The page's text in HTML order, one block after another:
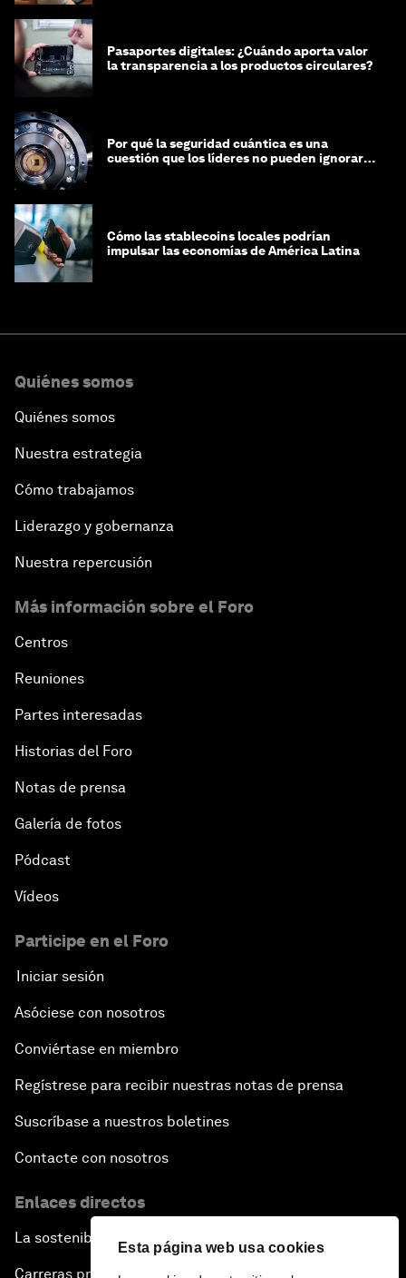
Esta página web usa cookies
Pasaportes digitales: ¿Cuándo aporta valor
la transparencia a los productos circulares?
Por qué la seguridad cuántica es una
cuestión que los líderes no pueden ignorar
Cómo las stablecoins locales podrían
impulsar las economías de América Latina
Quiénes somos
Quiénes somos
Nuestra estrategia
Cómo trabajamos
Liderazgo y gobernanza
Nuestra repercusión
Más información sobre el Foro
Centros
Reuniones
Partes interesadas
Historias del Foro
Notas de prensa
Galería de fotos
Pódcast
Vídeos
Participe en el Foro
Iniciar sesión
Asóciese con nosotros
Conviértase en miembro
Regístrese para recibir nuestras notas de prensa
Suscríbase a nuestros boletines
Contacte con nosotros
Enlaces directos
La sostenibilidad en el Foro
Carreras profesionales